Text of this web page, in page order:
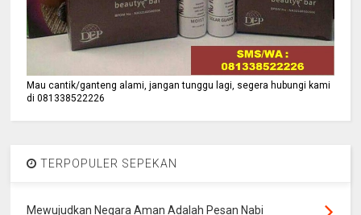
Mau cantik/ganteng alami, jangan tunggu lagi, segera hubungi kami
di 081338522226
TERPOPULER SEPEKAN
Mewujudkan Negara Aman Adalah Pesan Nabi